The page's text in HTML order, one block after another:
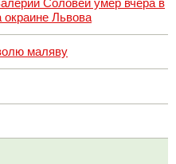
окраине Львова
маляву